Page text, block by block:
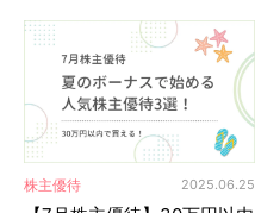
株主優待 2025.06.25